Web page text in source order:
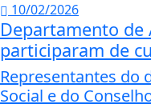
10/02/2026
Departamento de
participaram de
Representantes do
Social e do